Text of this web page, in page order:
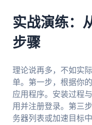
实战演练：
步骤
理论说再多，不如实
单。第一步，根据你
应用程序。安装过程
用并注册登录。第三
务器列表或加速目标